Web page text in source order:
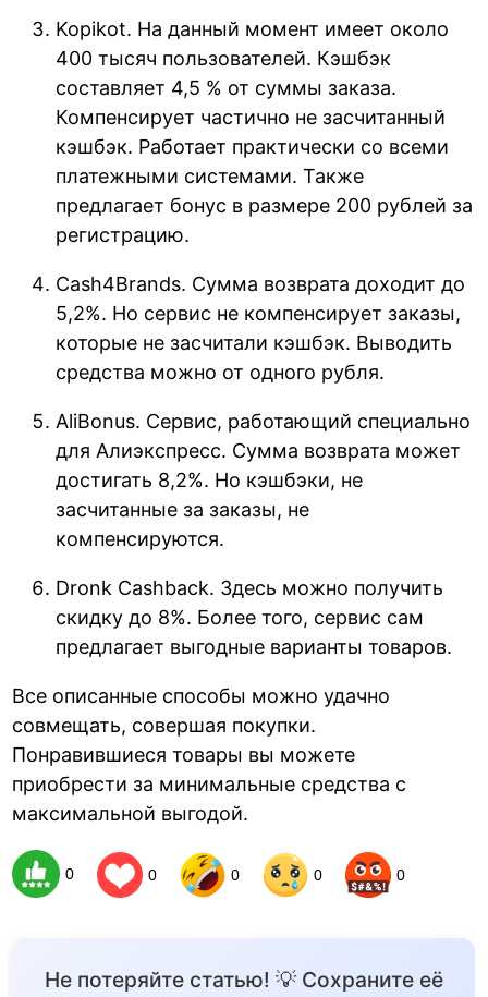
Kopikot. На данный момент имеет около
400 тысяч пользователей. Кэшбэк
составляет 4,5 % от суммы заказа.
Компенсирует частично не засчитанный
кэшбэк. Работает практически со всеми
платежными системами. Также
предлагает бонус в размере 200 рублей за
регистрацию.
Cash4Brands. Сумма возврата доходит до
5,2%. Но сервис не компенсирует заказы,
которые не засчитали кэшбэк. Выводить
средства можно от одного рубля.
AliBonus. Сервис, работающий специально
для Алиэкспресс. Сумма возврата может
достигать 8,2%. Но кэшбэки, не
засчитанные за заказы, не
компенсируются.
Dronk Сashback. Здесь можно получить
скидку до 8%. Более того, сервис сам
предлагает выгодные варианты товаров.
Все описанные способы можно удачно
совмещать, совершая покупки.
Понравившиеся товары вы можете
приобрести за минимальные средства с
максимальной выгодой.
0 0 0 0 0
Не потеряйте статью! 💡 Сохраните её